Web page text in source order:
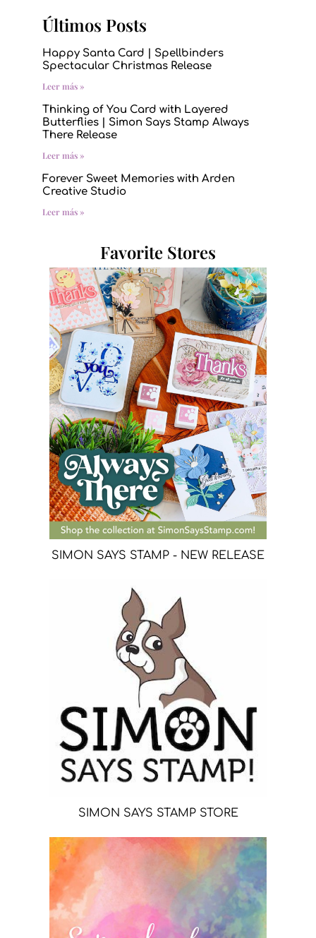
Últimos Posts
Happy Santa Card | Spellbinders
Spectacular Christmas Release
Leer más »
Thinking of You Card with Layered
Butterflies | Simon Says Stamp Always
There Release
Leer más »
Forever Sweet Memories with Arden
Creative Studio
Leer más »
Favorite Stores
SIMON SAYS STAMP - NEW RELEASE
SIMON SAYS STAMP STORE